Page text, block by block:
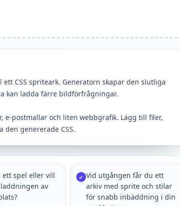
CSS spriteark. Generatorn skapar den slutliga
kan ladda färre bildförfrågningar.
e-postmallar och liten webbgrafik. Lägg till filer,
genererade CSS.
ett spel eller vill
av
✓ Vid utgången får du ett
arkiv med sprite och stilar
för snabb inbäddning i din